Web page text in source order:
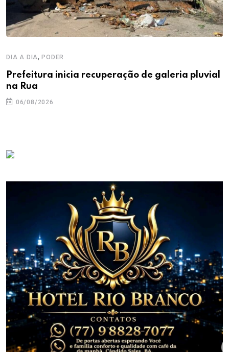
DIA A DIA,PODER
Prefeitura inicia recuperação de galeria pluvial
na Rua
06/08/2026